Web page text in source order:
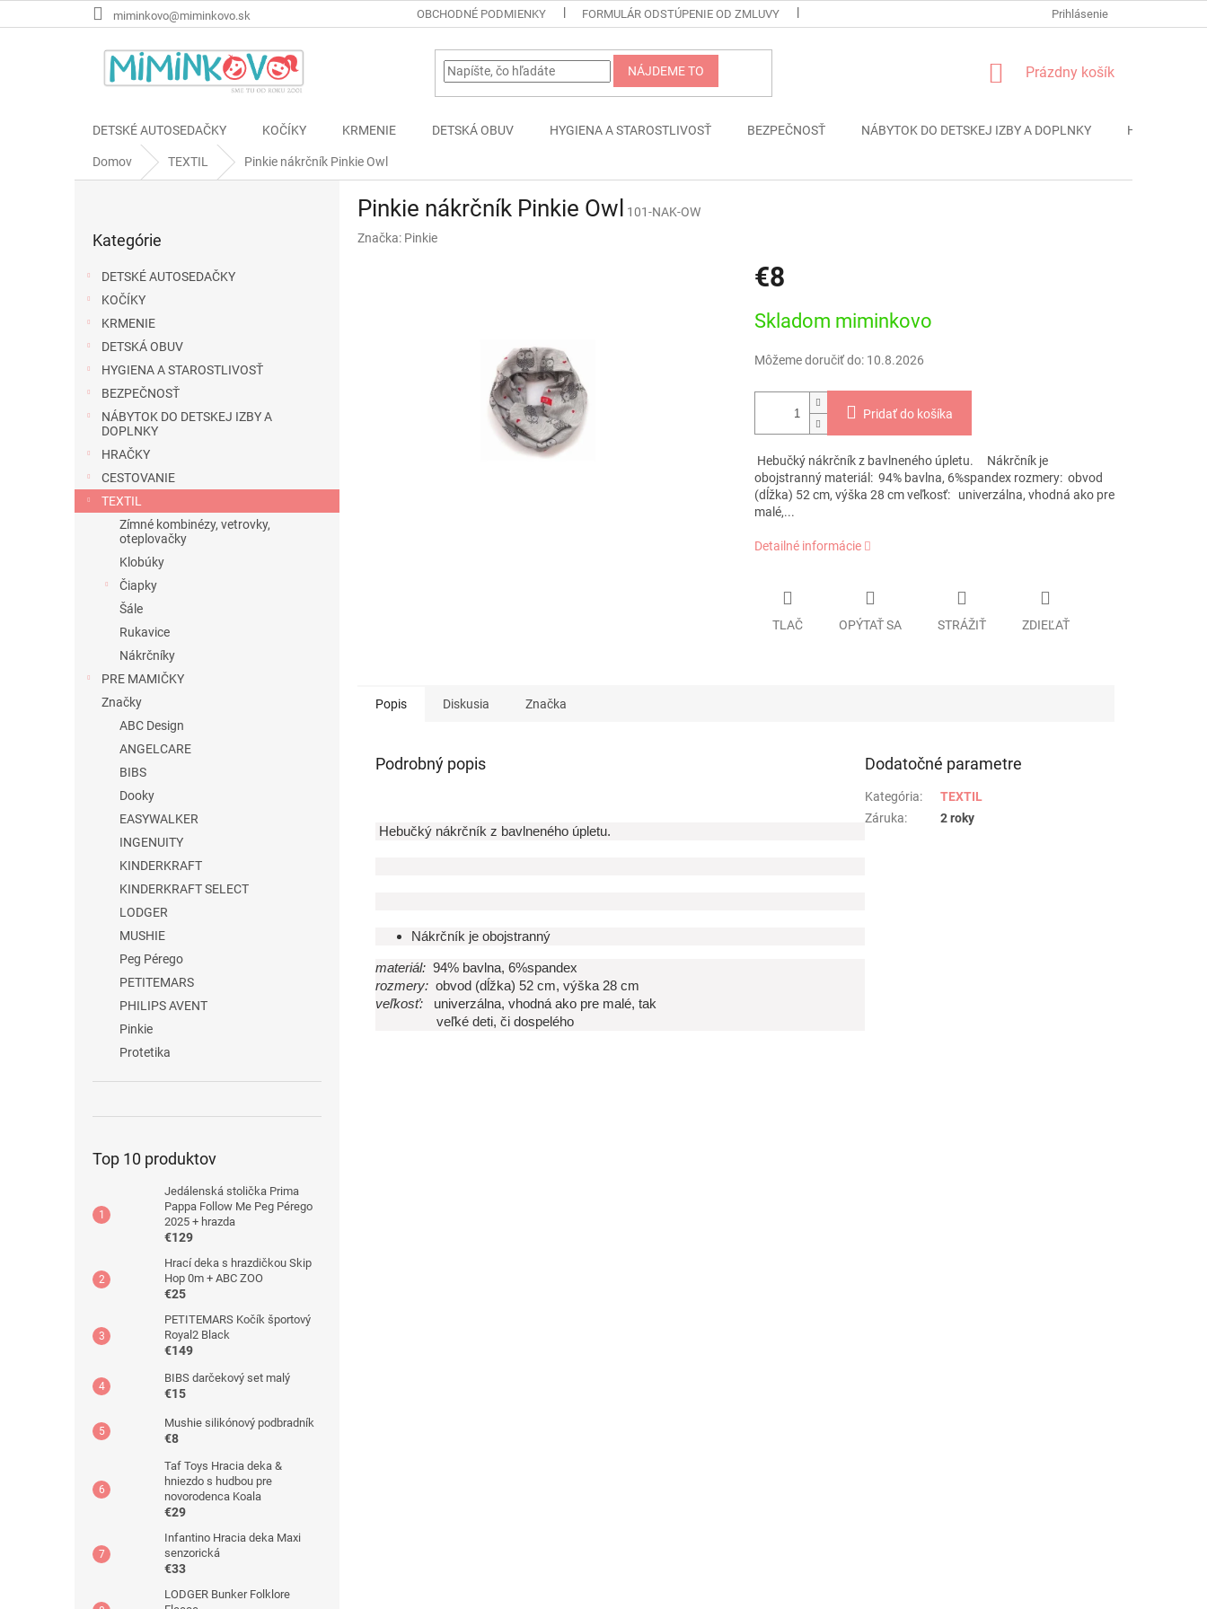
na
miminkovo@miminkovo.sk OBCHODNÉ PODMIENKY FORMULÁR ODSTÚPENIE OD ZMLUVY PODMIENKY OCHRANY OSOBNÝCH
Prihlásenie
NÁJDEME TO
NÁKUPNÝ
Prázdny košík
DETSKÉ AUTOSEDAČKY KOČÍKY KRMENIE DETSKÁ OBUV HYGIENA A STAROSTLIVOSŤ BEZPEČNOSŤ NÁBYTOK DO DETSKEJ IZBY A DOPLNKY HRAČKY
Domov TEXTIL Pinkie nákrčník Pinkie Owl
kategórie
Kategórie
DETSKÉ AUTOSEDAČKY
KOČÍKY
KRMENIE
DETSKÁ OBUV
HYGIENA A STAROSTLIVOSŤ
BEZPEČNOSŤ
NÁBYTOK DO DETSKEJ IZBY A
DOPLNKY
HRAČKY
CESTOVANIE
TEXTIL
Zímné kombinézy, vetrovky,
oteplovačky
Klobúky
Čiapky
Šále
Rukavice
Nákrčníky
PRE MAMIČKY
Značky
ABC Design
ANGELCARE
BIBS
Dooky
EASYWALKER
INGENUITY
KINDERKRAFT
KINDERKRAFT SELECT
LODGER
MUSHIE
Peg Pérego
PETITEMARS
PHILIPS AVENT
Pinkie
Protetika
Top 10 produktov
Jedálenská stolička Prima
Pappa Follow Me Peg Pérego
2025 + hrazda
€129
Hrací deka s hrazdičkou Skip
Hop 0m + ABC ZOO
€25
PETITEMARS Kočík športový
Royal2 Black
€149
BIBS darčekový set malý
€15
Mushie silikónový podbradník
€8
Taf Toys Hracia deka &
hniezdo s hudbou pre
novorodenca Koala
€29
Infantino Hracia deka Maxi
senzorická
€33
LODGER Bunker Folklore
Pinkie nákrčník Pinkie Owl
101-NAK-OW
Značka: Pinkie
€8
cena:
Skladom miminkovo
Môžeme doručiť do: 10.8.2026
Pridať do košíka
Hebučký nákrčník z bavlneného úpletu. Nákrčník je
obojstranný materiál: 94% bavlna, 6%spandex rozmery: obvod
(dĺžka) 52 cm, výška 28 cm veľkosť: univerzálna, vhodná ako pre
malé,...
Detailné informácie
TLAČ OPÝTAŤ SA STRÁŽIŤ ZDIEĽAŤ
Popis Diskusia Značka
Podrobný popis
Hebučký nákrčník z bavlneného úpletu.
Nákrčník je obojstranný
materiál: 94% bavlna, 6%spandex
rozmery: obvod (dĺžka) 52 cm, výška 28 cm
veľkosť:
univerzálna, vhodná ako pre malé, tak
veľké deti, či dospelého
Dodatočné parametre
Kategória:
TEXTIL
Záruka: 2 roky